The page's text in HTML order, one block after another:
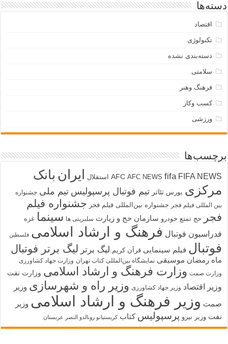
دسته‌ها
اقتصاد
تکنولوژی
دسته‌بندی نشده
سلامتی
فرهنگ وهنر
کسب وکار
ورزشی
برچسب‌ها
AFC AFC NEWS fifa FIFA NEWS استقلال ایران بانک
مرکزی بورس تئاتر تیم فوتبال پرسپولیس تیم ملی جشنواره
بین المللی فیلم فجر جشنواره بین‌المللی فیلم فجر جشنواره فیلم
فجر
حج تمتع خودرو سازمان حج و زیارت سلبریتی ها سینما غزه
فدراسیون فوتبال فرهنگ و ارشاد اسلامی فلسطین
فوتبال فیلم سینمایی قرآن کریم لیگ برتر لیگ برتر فوتبال
ماه رمضان موسیقی نمایشگاه بین‌المللی کتاب تهران وزارت جهاد کشاورزی
وزارت صمت وزارت فرهنگ و ارشاد اسلامی وزارت نفت
وزیر اقتصاد وزیر جهاد کشاورزی وزیر راه و شهرسازی وزیر
صمت وزیر فرهنگ و ارشاد اسلامی وزیر
نفت وزیر نیرو پرسپولیس کتاب کریستیانو رونالدو النصر عربستان